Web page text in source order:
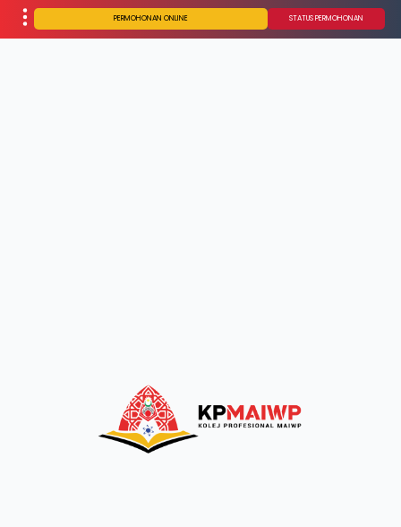
PERMOHONAN ONLINE STATUS PERMOHONAN